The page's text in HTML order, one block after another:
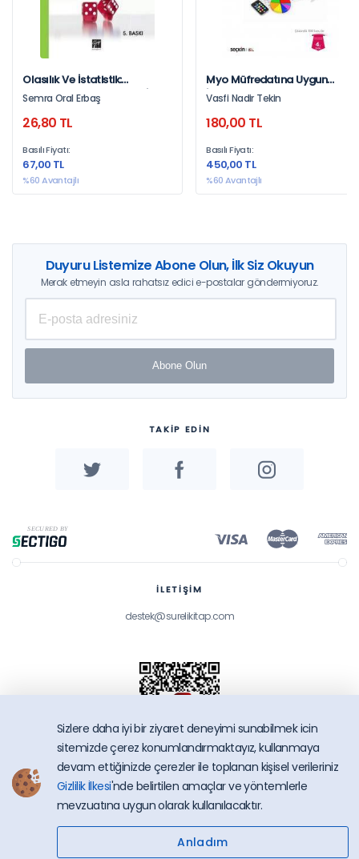
Olasılık Ve İstatistik:
Problemler Ve Çözümler İle
Semra Oral Erbaş
26,80 TL
Basılı Fiyatı:
67,00 TL
%60 Avantajlı
Myo Müfredatına Uygun
İstatistiğe Giriş Kavramlar –
Problemler
Vasfi Nadir Tekin
180,00 TL
Basılı Fiyatı:
450,00 TL
%60 Avantajlı
Duyuru Listemize Abone Olun, İlk Siz Okuyun
Merak etmeyin asla rahatsız edici e-postalar göndermiyoruz.
Abone Olun
TAKİP EDİN
İLETİŞİM
destek@surelikitap.com
SüreliKitap.com
Copyright © 2026 - Bütün Hakları Saklıdır.
Sizlere daha iyi bir ziyaret deneyimi sunabilmek icin
sitemizde çerez konumlandırmaktayız, kullanmaya
devam ettiğinizde çerezler ile toplanan kişisel verileriniz
Gizlilik İlkesi'nde belirtilen amaçlar ve yöntemlerle
mevzuatına uygun olarak kullanılacaktır.
Anladım